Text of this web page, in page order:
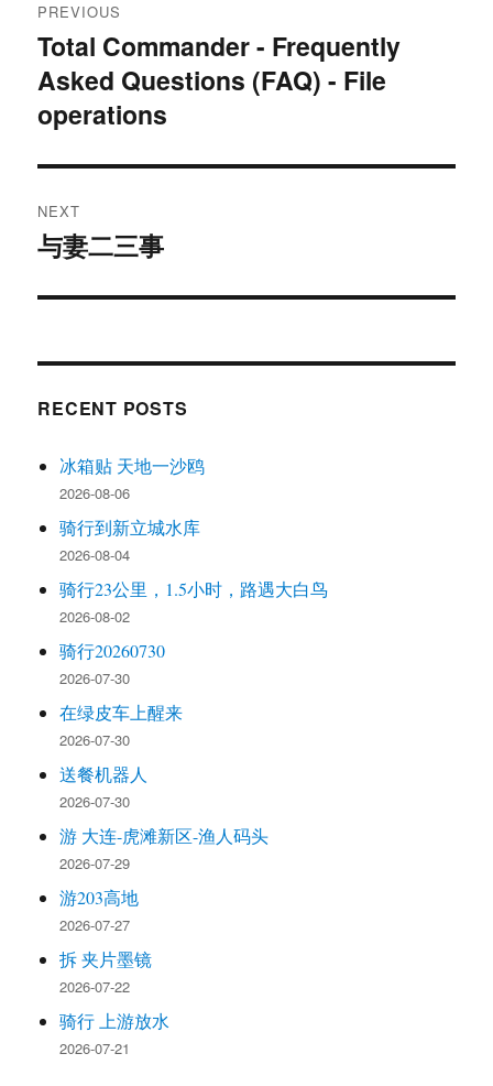
navigation
PREVIOUS
Previous
post:
Total Commander - Frequently
Asked Questions (FAQ) - File
operations
NEXT
Next
与妻二三事
RECENT POSTS
冰箱贴 天地一沙鸥
2026-08-06
骑行到新立城水库
2026-08-04
骑行23公里，1.5小时，路遇大白鸟
2026-08-02
骑行20260730
2026-07-30
在绿皮车上醒来
2026-07-30
送餐机器人
2026-07-30
游 大连-虎滩新区-渔人码头
2026-07-29
游203高地
2026-07-27
拆 夹片墨镜
2026-07-22
骑行 上游放水
2026-07-21